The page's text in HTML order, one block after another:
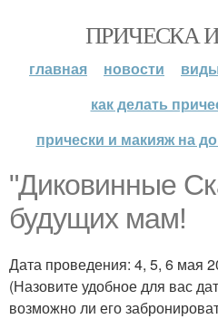
ПРИЧЕСКА
главная новости
как делать
прически и макияж на
"Диковинные
будущих мам!
Дата проведения: 4, 5, 6 мая
(Назовите удобное для вас
возможно ли его